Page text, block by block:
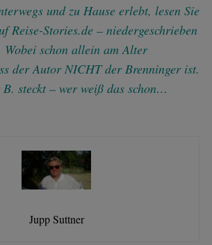
und zu Hause erlebt, lesen Sie
Reise-Stories.de – niedergeschrieben
Wobei schon allein am Alter
der Autor NICHT der Brenninger ist.
steckt – wer weiß das schon…
Jupp Suttner